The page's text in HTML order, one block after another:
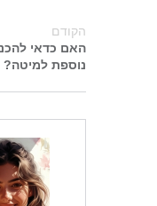
הקודם
האם כדאי
נוספת למיטה?